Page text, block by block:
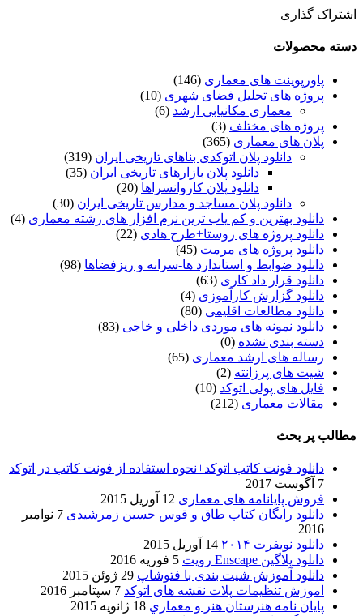
اشتراک گذاری
دسته محصولات
پاورپوینت های معماری (146)
پروژه های تحلیل فضای شهری (10)
معماری مکانیابی ارشد (6)
پروژه های مختلف (3)
پلان های معماری (365)
دانلود پلان اتوکدی بناهای تاریخی ایران (319)
دانلود پلان بازارهای تاریخی ایران (35)
دانلود پلان کاروانسراها (20)
دانلود پلان مساجد و مدارس تاریخی ایران (30)
دانلود بهترین و کم یاب ترین نرم افزار های رشته معماری (4)
دانلود پروژه های روستا+طرح هادی (22)
دانلود پروژه های مرمت (45)
دانلود ضوابط و استاندارد ها-سرانه و ریزفضاها (98)
دانلود قرار داد کاری (63)
دانلود گزارش کارآموزی (4)
دانلود مطالعات اقلیمی (80)
دانلود نمونه های موردی داخلی و خاجی (83)
دسته بندی نشده (0)
رساله های ارشد معماری (65)
شیت های پرزانته (2)
فایل های پولی اتوکد (10)
مقالات معماری (212)
مطالب پر بحث
دانلود فونت کاتب اتوکد+نحوه استفاده از فونت کاتب در اتوکد
7 آگوست 2017
فروش پایانامه های معماری 12 آوریل 2015
دانلود رایگان کتاب طاق و قوس حسین زمرشیدی
7 نوامبر
2016
دانلود نویفرت ۲۰۱۴
14 آوریل 2015
دانلود پلاگین Enscape رویت
5 فوریه 2016
دانلود آموزش شیت بندی با فتوشاپ 29 ژوئن 2015
اموزش تنظیمات پلات نقشه های اتوکد 7 سپتامبر 2016
پایان نامه هنرستان هنر و معماري 18 ژانویه 2015